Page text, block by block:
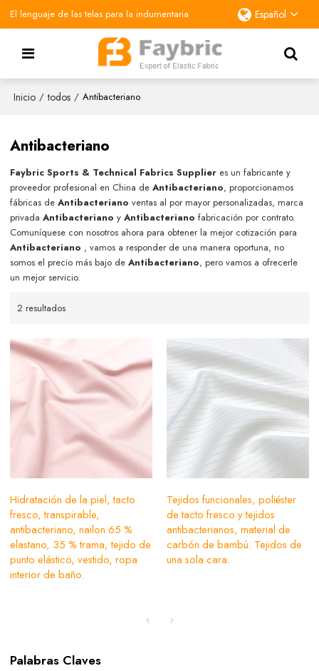
El lenguaje de las telas para la indumentaria Español
Inicio / todos / Antibacteriano
Antibacteriano
Faybric Sports & Technical Fabrics Supplier es un fabricante y
proveedor profesional en China deAntibacteriano, proporcionamos
fábricas deAntibacteriano ventas al por mayor personalizadas, marca
privadaAntibacteriano yAntibacteriano fabricación por contrato.
Comuníquese con nosotros ahora para obtener la mejor cotización para
Antibacteriano , vamos a responder de una manera oportuna, no
somos el precio más bajo deAntibacteriano, pero vamos a ofrecerle
un mejor servicio.
2 resultados
Hidratación de la piel, tacto
fresco, transpirable,
antibacteriano, nailon 65 %
elastano, 35 % trama, tejido de
punto elástico, vestido, ropa
interior de baño.
Tejidos funcionales, poliéster
de tacto fresco y tejidos
antibacterianos, material de
carbón de bambú. Tejidos de
una sola cara.
Palabras Claves